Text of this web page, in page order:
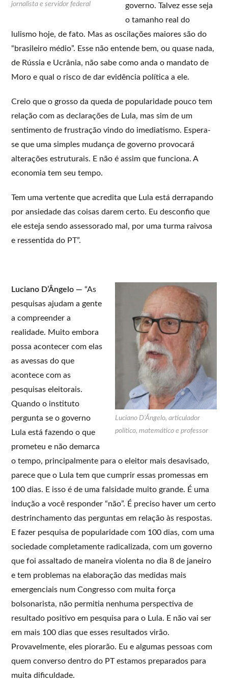
jornalista e servidor federal
governo. Talvez esse seja
o tamanho real do
lulismo hoje, de fato. Mas as oscilações maiores são do
“brasileiro médio”. Esse não entende bem, ou quase nada,
de Rússia e Ucrânia, não sabe como anda o mandato de
Moro e qual o risco de dar evidência política a ele.
Creio que o grosso da queda de popularidade pouco tem
relação com as declarações de Lula, mas sim de um
sentimento de frustração vindo do imediatismo. Espera-
se que uma simples mudança de governo provocará
alterações estruturais. E não é assim que funciona. A
economia tem seu tempo.
Tem uma vertente que acredita que Lula está derrapando
por ansiedade das coisas darem certo. Eu desconfio que
ele esteja sendo assessorado mal, por uma turma raivosa
e ressentida do PT”.
Luciano D’Ângelo, articulador
político, matemático e professor
Luciano D’Ângelo — “As
pesquisas ajudam a gente
a compreender a
realidade. Muito embora
possa acontecer com elas
as avessas do que
acontece com as
pesquisas eleitorais.
Quando o instituto
pergunta se o governo
Lula está fazendo o que
prometeu e não demarca
o tempo, principalmente para o eleitor mais desavisado,
parece que o Lula tem que cumprir essas promessas em
100 dias. E isso é de uma falsidade muito grande. É uma
indução a você responder “não”. É preciso haver um certo
destrinchamento das perguntas em relação às respostas.
E fazer pesquisa de popularidade com 100 dias, com uma
sociedade completamente radicalizada, com um governo
que foi assaltado de maneira violenta no dia 8 de janeiro
e tem problemas na elaboração das medidas mais
emergenciais num Congresso com muita força
bolsonarista, não permitia nenhuma perspectiva de
resultado positivo em pesquisa para o Lula. E não vai ser
em mais 100 dias que esses resultados virão.
Provavelmente, eles piorarão. Eu e algumas pessoas com
quem converso dentro do PT estamos preparados para
muita dificuldade.